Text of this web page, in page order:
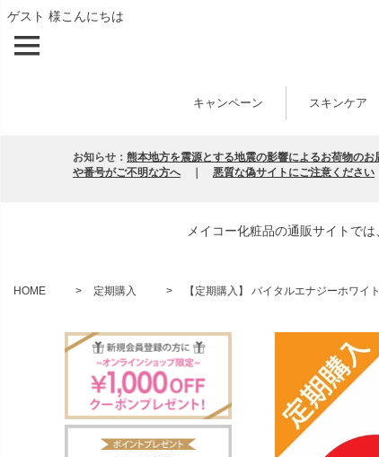
ゲスト 様こんにちは
キャンペーン スキンケア
お知らせ： 熊本地方を震源とする地震の影響によるお荷物のお
や番号がご不明な方へ｜ 悪質な偽サイトにご注意ください
メイコー化粧品の通販サイトで
HOME 定期購入 【定期購入】 バイタルエナジーホワイ